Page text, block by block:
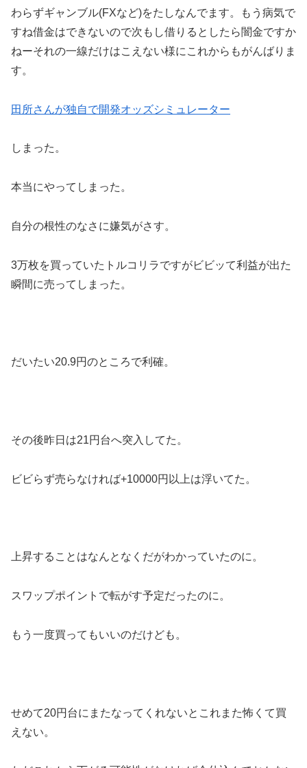
わらずギャンブル(FXなど)をたしなんでます。もう病気で
すね借金はできないので次もし借りるとしたら闇金ですか
ねーそれの一線だけはこえない様にこれからもがんばりま
す。
田所さんが独自で開発オッズシミュレーター
しまった。
本当にやってしまった。
自分の根性のなさに嫌気がさす。
3万枚を買っていたトルコリラですがビビッて利益が出た
瞬間に売ってしまった。
だいたい20.9円のところで利確。
その後昨日は21円台へ突入してた。
ビビらず売らなければ+10000円以上は浮いてた。
上昇することはなんとなくだがわかっていたのに。
スワップポイントで転がす予定だったのに。
もう一度買ってもいいのだけども。
せめて20円台にまたなってくれないとこれまた怖くて買
えない。